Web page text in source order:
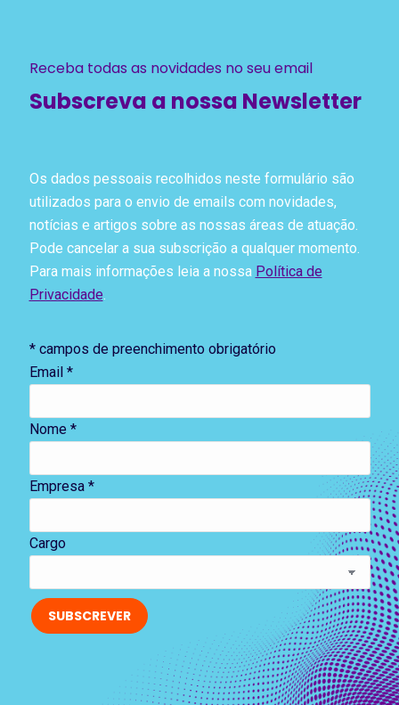
Receba todas as novidades no seu email
Subscreva a nossa Newsletter
Os dados pessoais recolhidos neste formulário são
utilizados para o envio de emails com novidades,
notícias e artigos sobre as nossas áreas de atuação.
Pode cancelar a sua subscrição a qualquer momento.
Para mais informações leia a nossa Política de
Privacidade.
*campos de preenchimento obrigatório
Email *
Nome *
Empresa *
Cargo